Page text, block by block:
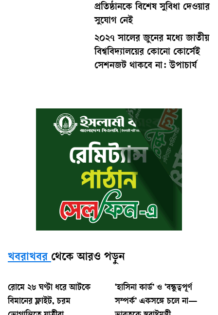
প্রতিষ্ঠানকে বিশেষ সুবিধা দেওয়ার
সুযোগ নেই
২০২৭ সালের জুনের মধ্যে জাতীয়
বিশ্ববিদ্যালয়ের কোনো কোর্সেই
সেশনজট থাকবে না: উপাচার্য
খবরাখবর থেকে আরও পড়ুন
রোমে ২৮ ঘণ্টা ধরে আটকে
বিমানের ফ্লাইট, চরম
‘হাসিনা কার্ড’ ও ‘বন্ধুত্বপূর্ণ
সম্পর্ক’ একসঙ্গে চলে না—